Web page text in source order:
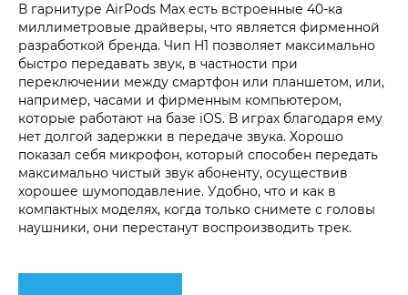
В гарнитуре AirPods Max есть встроенные 40-ка
миллиметровые драйверы, что является фирменной
разработкой бренда. Чип H1 позволяет максимально
быстро передавать звук, в частности при
переключении между смартфон или планшетом, или,
например, часами и фирменным компьютером,
которые работают на базе iOS. В играх благодаря ему
нет долгой задержки в передаче звука. Хорошо
показал себя микрофон, который способен передать
максимально чистый звук абоненту, осуществив
хорошее шумоподавление. Удобно, что и как в
компактных моделях, когда только снимете с головы
наушники, они перестанут воспроизводить трек.